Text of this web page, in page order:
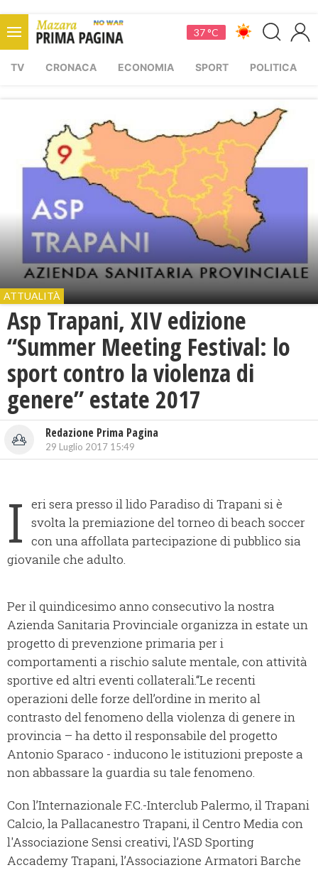
37 °C
TV CRONACA ECONOMIA SPORT POLITICA
ATTUALITÀ
Asp Trapani, XIV edizione
“Summer Meeting Festival: lo
sport contro la violenza di
genere” estate 2017
Redazione Prima Pagina
29 Luglio 2017 15:49
I eri sera presso il lido Paradiso di Trapani si è
svolta la premiazione del torneo di beach soccer
con una affollata partecipazione di pubblico sia
giovanile che adulto.
Per il quindicesimo anno consecutivo la nostra
Azienda Sanitaria Provinciale organizza in estate un
progetto di prevenzione primaria per i
comportamenti a rischio salute mentale, con attività
sportive ed altri eventi collaterali.“Le recenti
operazioni delle forze dell’ordine in merito al
contrasto del fenomeno della violenza di genere in
provincia – ha detto il responsabile del progetto
Antonio Sparaco - inducono le istituzioni preposte a
non abbassare la guardia su tale fenomeno.
Con l’Internazionale F.C.-Interclub Palermo, il Trapani
Calcio, la Pallacanestro Trapani, il Centro Media con
l'Associazione Sensi creativi, l’ASD Sporting
Accademy Trapani, l’Associazione Armatori Barche